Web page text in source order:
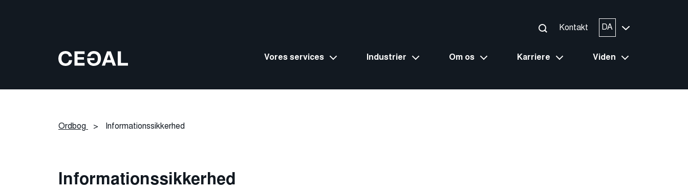
Kontakt DA
Vores services Industrier Om os Karriere Viden
Ordbog > Informationssikkerhed
Informationssikkerhed